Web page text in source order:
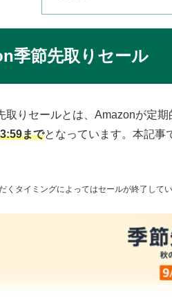
季節先取りセール
取りセールとは、Amazonが定期
までとなっています。本記事
くタイミングによってはセールが終了して